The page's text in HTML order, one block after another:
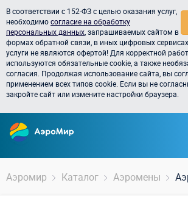
В соответствии с 152-ФЗ с целью оказания услуг,
необходимосогласие на обработку
персональных данных , запрашиваемых сайтом в
формах обратной связи, в иных цифровых
услуги не являются офертой! Для корректной
используются обязательные cookie, а также
согласия. Продолжая использование сайта, вы
применением всех типов cookie. Если вы не
закройте сайт или измените настройки браузера.
Аэромир Каталог Аэромены